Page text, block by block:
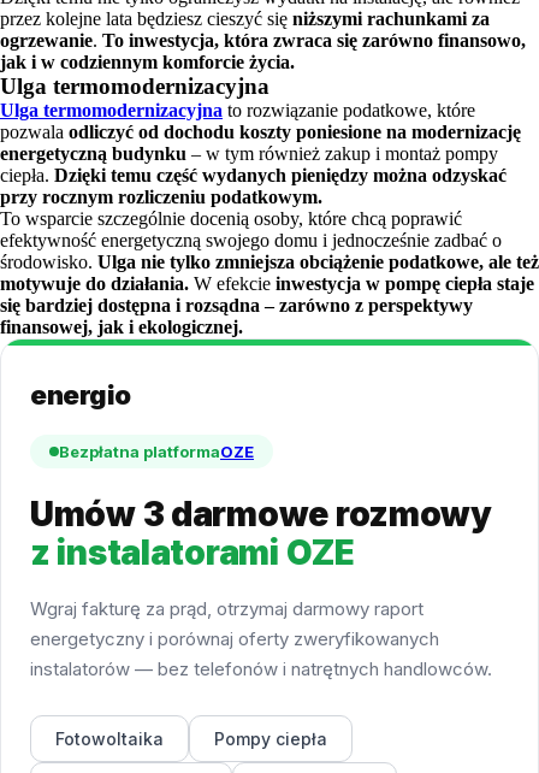
przez kolejne lata będziesz cieszyć się niższymi rachunkami za
ogrzewanie. To inwestycja, która zwraca się zarówno finansowo,
jak i w codziennym komforcie życia.
Ulga termomodernizacyjna
Ulga termomodernizacyjna to rozwiązanie podatkowe, które
pozwala odliczyć od dochodu koszty poniesione na modernizację
energetyczną budynku – w tym również zakup i montaż pompy
ciepła. Dzięki temu część wydanych pieniędzy można odzyskać
przy rocznym rozliczeniu podatkowym.
To wsparcie szczególnie docenią osoby, które chcą poprawić
efektywność energetyczną swojego domu i jednocześnie zadbać o
środowisko. Ulga nie tylko zmniejsza obciążenie podatkowe, ale też
motywuje do działania. W efekcie inwestycja w pompę ciepła staje
się bardziej dostępna i rozsądna – zarówno z perspektywy
finansowej, jak i ekologicznej.
energio
Bezpłatna platformaOZE
Umów 3 darmowe rozmowy
z instalatorami OZE
Wgraj fakturę za prąd, otrzymaj darmowy raport
energetyczny i porównaj oferty zweryfikowanych
instalatorów — bez telefonów i natrętnych handlowców.
Fotowoltaika Pompy ciepła